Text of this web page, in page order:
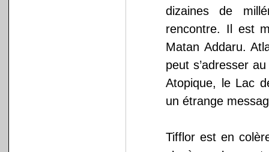
dizaines de
rencontre. Il est
Matan Addaru.
peut s’adresser
Atopique, le Lac
un étrange
Tifflor est en